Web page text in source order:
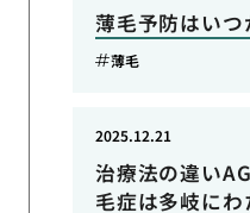
薄毛予防はいつ
薄毛
治療法の違い
毛症は多岐にわ
2025.12.21